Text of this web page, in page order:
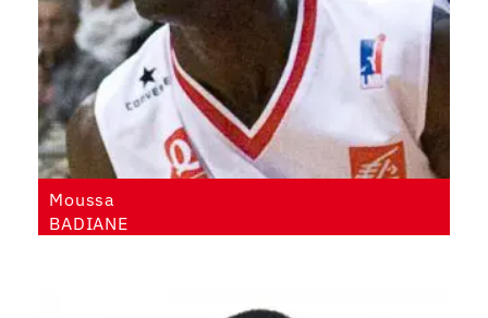
Moussa
BADIANE